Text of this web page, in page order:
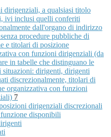
dirigenziali, a qualsiasi titolo
ivi inclusi quelli conferiti
dall'organo di indirizzo
procedure pubbliche di
e titolari di posizione
con funzioni dirigenziali (da
in tabelle che distinguano le
situazioni: dirigenti, dirigenti
discrezionalmente, titolari di
organizzativa con funzioni
7
dirigenziali discrezionali
disponibili